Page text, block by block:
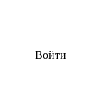
Войти